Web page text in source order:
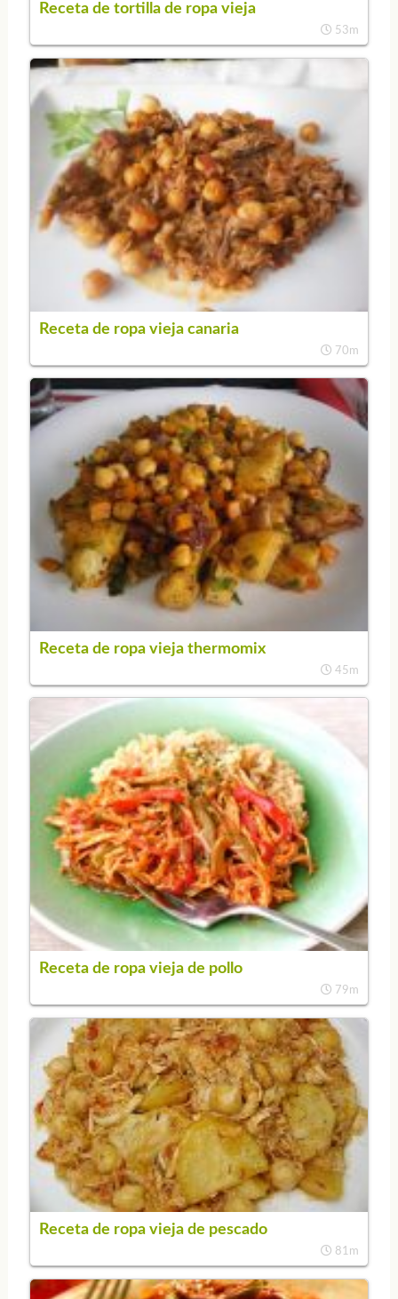
Receta de tortilla de ropa vieja
53m
Receta de ropa vieja canaria
70m
Receta de ropa vieja thermomix
45m
Receta de ropa vieja de pollo
79m
Receta de ropa vieja de pescado
81m